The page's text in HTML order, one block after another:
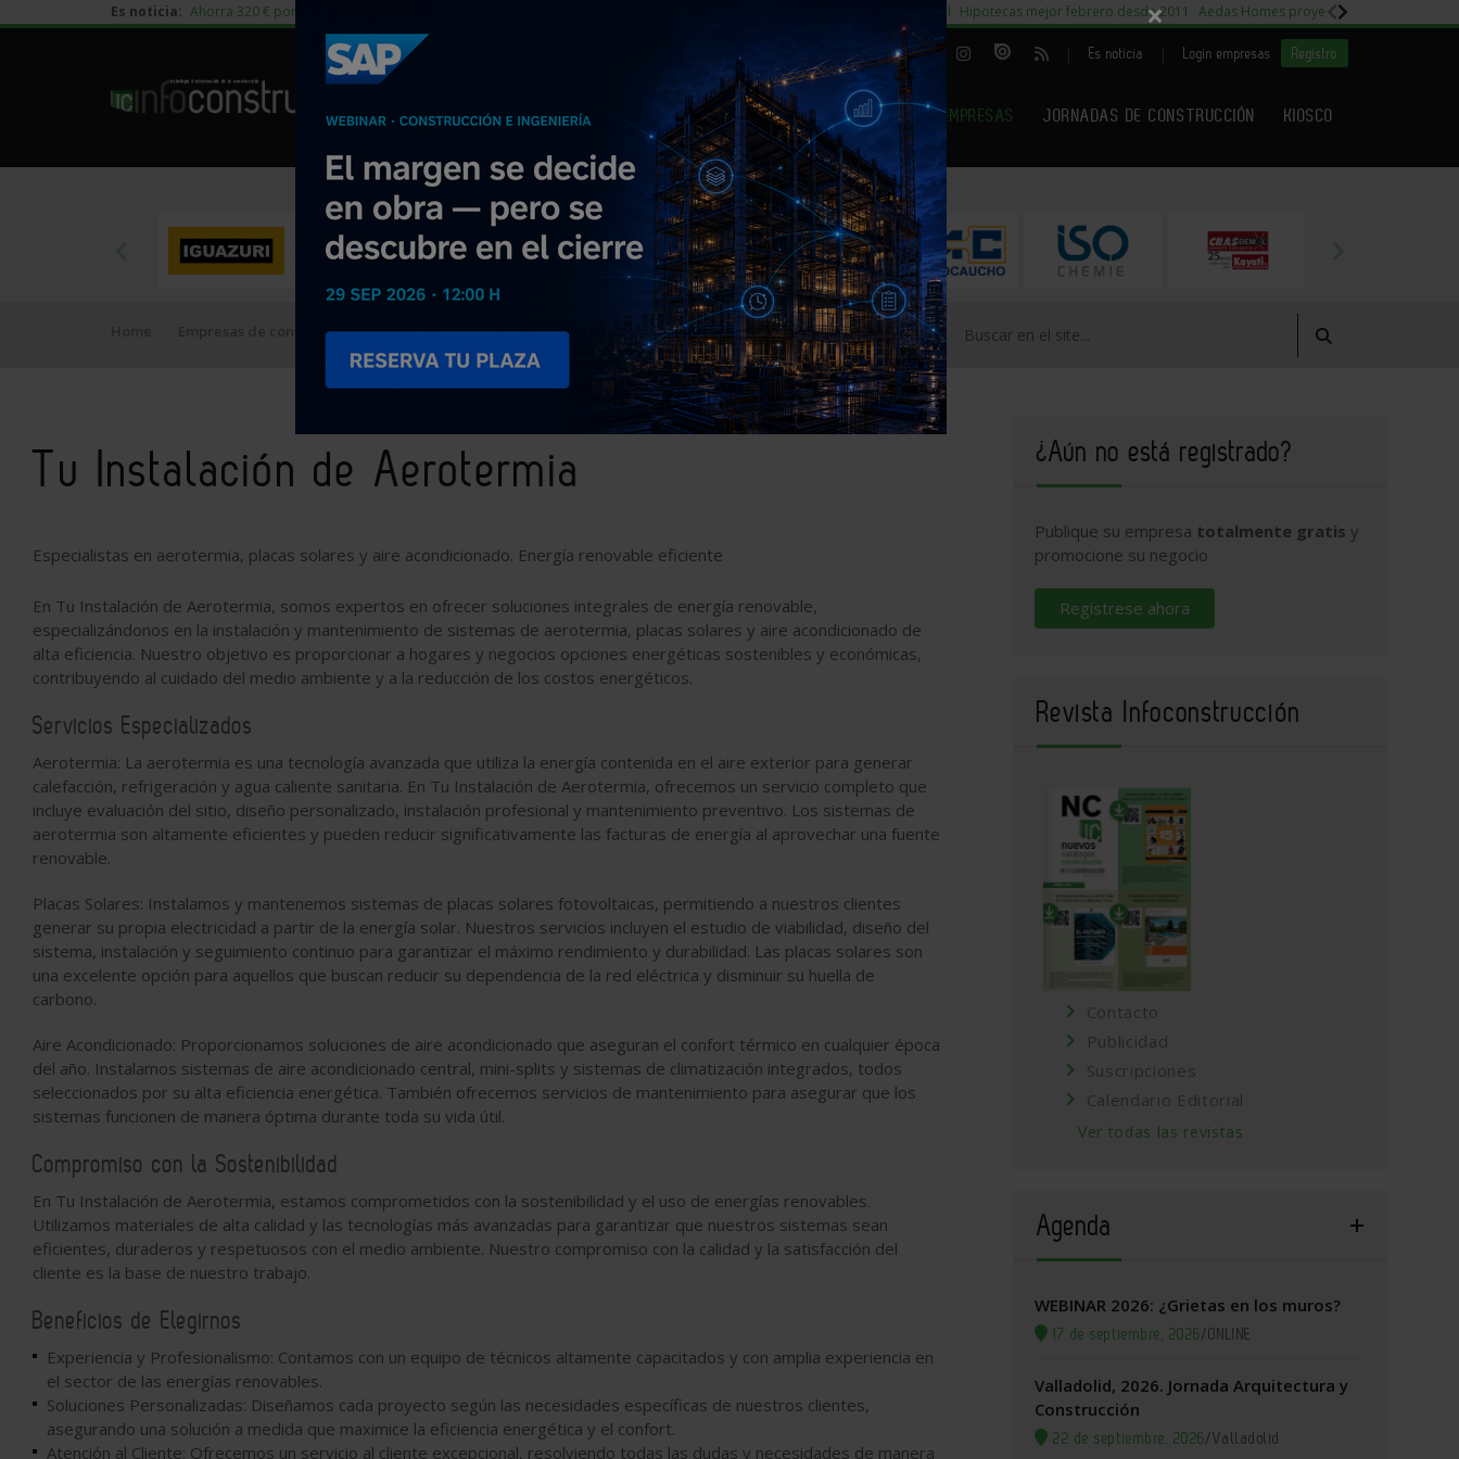
Es noticia: Ahorra 320 € por vivienda en edificación residencial 29% cambiar al alquiler temporal Hipotecas mejor febrero desde 2011 Aedas Homes proyecto Fiora
| Es noticia Login empresas Registro
NOTICIAS PRODUCTOS AGENDA ARTÍCULOS EMPRESAS JORNADAS DE CONSTRUCCIÓN KIOSCO
EMPRESAS PREMIUM
Empresas de construcción Tu Instalación de Aerotermia
Tu Instalación de Aerotermia
Especialistas en aerotermia, placas solares y aire acondicionado. Energía renovable eficiente
En Tu Instalación de Aerotermia, somos expertos en ofrecer soluciones integrales de energía renovable,
especializándonos en la instalación y mantenimiento de sistemas de aerotermia, placas solares y aire acondicionado de
alta eficiencia. Nuestro objetivo es proporcionar a hogares y negocios opciones energéticas sostenibles y económicas,
contribuyendo al cuidado del medio ambiente y a la reducción de los costos energéticos.
Servicios Especializados
Aerotermia: La aerotermia es una tecnología avanzada que utiliza la energía contenida en el aire exterior para generar
calefacción, refrigeración y agua caliente sanitaria. En Tu Instalación de Aerotermia, ofrecemos un servicio completo que
incluye evaluación del sitio, diseño personalizado, instalación profesional y mantenimiento preventivo. Los sistemas de
aerotermia son altamente eficientes y pueden reducir significativamente las facturas de energía al aprovechar una fuente
renovable.
Placas Solares: Instalamos y mantenemos sistemas de placas solares fotovoltaicas, permitiendo a nuestros clientes
generar su propia electricidad a partir de la energía solar. Nuestros servicios incluyen el estudio de viabilidad, diseño del
sistema, instalación y seguimiento continuo para garantizar el máximo rendimiento y durabilidad. Las placas solares son
una excelente opción para aquellos que buscan reducir su dependencia de la red eléctrica y disminuir su huella de
carbono.
Aire Acondicionado: Proporcionamos soluciones de aire acondicionado que aseguran el confort térmico en cualquier época
del año. Instalamos sistemas de aire acondicionado central, mini-splits y sistemas de climatización integrados, todos
seleccionados por su alta eficiencia energética. También ofrecemos servicios de mantenimiento para asegurar que los
sistemas funcionen de manera óptima durante toda su vida útil.
Compromiso con la Sostenibilidad
En Tu Instalación de Aerotermia, estamos comprometidos con la sostenibilidad y el uso de energías renovables.
Utilizamos materiales de alta calidad y las tecnologías más avanzadas para garantizar que nuestros sistemas sean
eficientes, duraderos y respetuosos con el medio ambiente. Nuestro compromiso con la calidad y la satisfacción del
cliente es la base de nuestro trabajo.
Beneficios de Elegirnos
Experiencia y Profesionalismo: Contamos con un equipo de técnicos altamente capacitados y con amplia experiencia en
el sector de las energías renovables.
Soluciones Personalizadas: Diseñamos cada proyecto según las necesidades específicas de nuestros clientes,
asegurando una solución a medida que maximice la eficiencia energética y el confort.
Atención al Cliente: Ofrecemos un servicio al cliente excepcional, resolviendo todas las dudas y necesidades de manera
¿Aún no está registrado?
Publique su empresa totalmente gratis y
promocione su negocio
Regístrese ahora
Revista Infoconstrucción
Contacto
Publicidad
Suscripciones
Calendario Editorial
Ver todas las revistas
Agenda
WEBINAR 2026: ¿Grietas en los muros?
17 de septiembre, 2026/ONLINE
Valladolid, 2026. Jornada Arquitectura y
Construcción
22 de septiembre, 2026/Valladolid
×